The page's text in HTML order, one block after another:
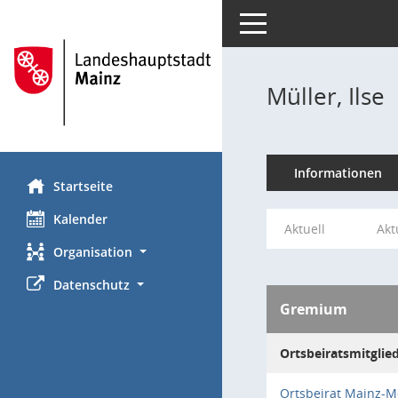
Startseite
Kalender
Organisation
Datenschutz
Toggle navigation
Müller, Ilse
Informationen
Aktuell
Gremium
Ortsbeirat Mainz-